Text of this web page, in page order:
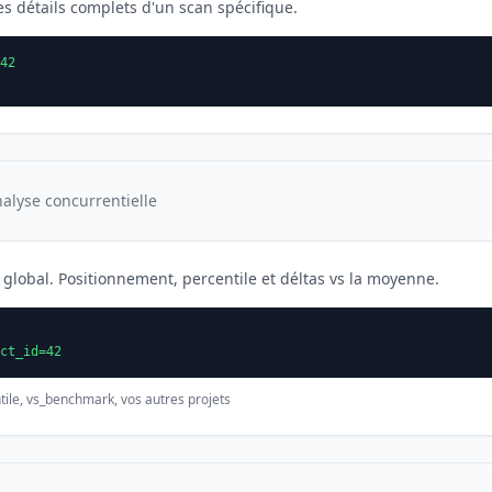
détails complets d'un scan spécifique.
concurrentielle
Positionnement, percentile et déltas vs la moyenne.
vs_benchmark, vos autres projets